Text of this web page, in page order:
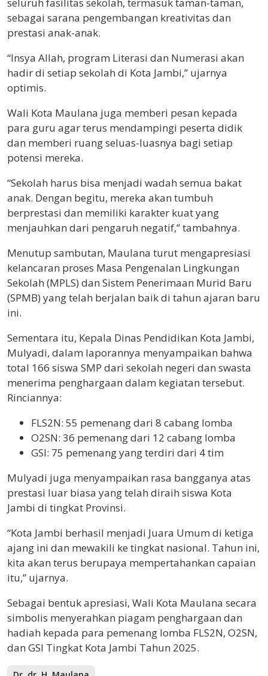
sebagai sarana pengembangan kreativitas dan
prestasi anak-anak.
“Insya Allah, program Literasi dan Numerasi akan
hadir di setiap sekolah di Kota Jambi,” ujarnya
optimis.
Wali Kota Maulana juga memberi pesan kepada
para guru agar terus mendampingi peserta didik
dan memberi ruang seluas-luasnya bagi setiap
potensi mereka.
“Sekolah harus bisa menjadi wadah semua bakat
anak. Dengan begitu, mereka akan tumbuh
berprestasi dan memiliki karakter kuat yang
menjauhkan dari pengaruh negatif,” tambahnya.
Menutup sambutan, Maulana turut mengapresiasi
kelancaran proses Masa Pengenalan Lingkungan
Sekolah (MPLS) dan Sistem Penerimaan Murid Baru
(SPMB) yang telah berjalan baik di tahun ajaran baru
ini.
Sementara itu, Kepala Dinas Pendidikan Kota Jambi,
Mulyadi, dalam laporannya menyampaikan bahwa
total 166 siswa SMP dari sekolah negeri dan swasta
menerima penghargaan dalam kegiatan tersebut.
Rinciannya:
FLS2N: 55 pemenang dari 8 cabang lomba
O2SN: 36 pemenang dari 12 cabang lomba
GSI: 75 pemenang yang terdiri dari 4 tim
Mulyadi juga menyampaikan rasa bangganya atas
prestasi luar biasa yang telah diraih siswa Kota
Jambi di tingkat Provinsi.
“Kota Jambi berhasil menjadi Juara Umum di ketiga
ajang ini dan mewakili ke tingkat nasional. Tahun ini,
kita akan terus berupaya mempertahankan capaian
itu,” ujarnya.
Sebagai bentuk apresiasi, Wali Kota Maulana secara
simbolis menyerahkan piagam penghargaan dan
hadiah kepada para pemenang lomba FLS2N, O2SN,
dan GSI Tingkat Kota Jambi Tahun 2025.